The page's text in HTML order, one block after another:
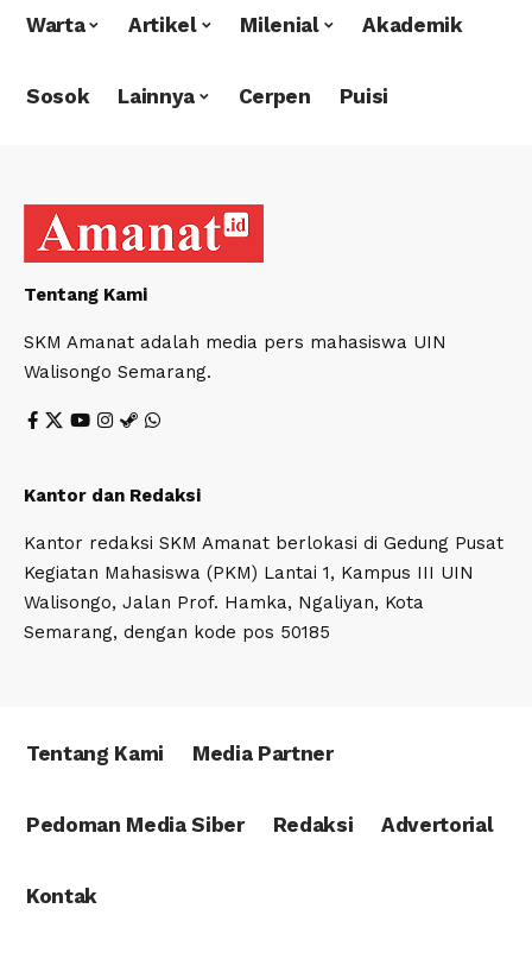
Warta Artikel Milenial Akademik
Sosok Lainnya Cerpen Puisi
Tentang Kami
SKM Amanat adalah media pers mahasiswa UIN
Walisongo Semarang.
Kantor dan Redaksi
Kantor redaksi SKM Amanat berlokasi di Gedung Pusat
Kegiatan Mahasiswa (PKM) Lantai 1, Kampus III UIN
Walisongo, Jalan Prof. Hamka, Ngaliyan, Kota
Semarang, dengan kode pos 50185
Tentang Kami Media Partner
Pedoman Media Siber Redaksi Advertorial
Kontak